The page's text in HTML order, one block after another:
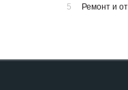
5 Ремонт и